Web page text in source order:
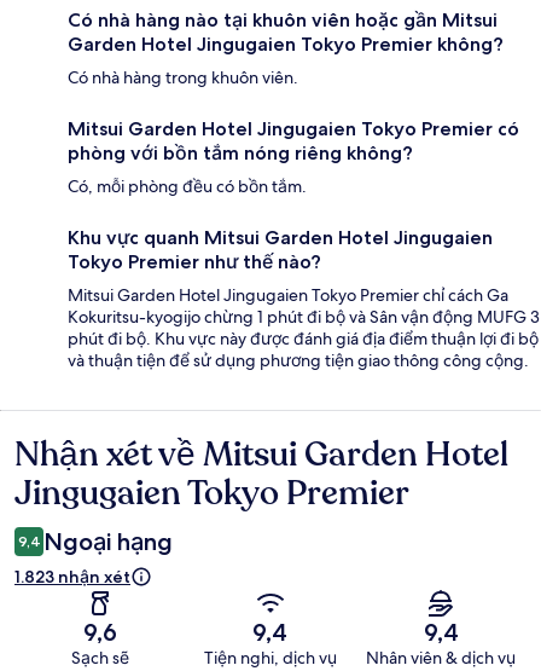
Có nhà hàng nào tại khuôn viên hoặc gần Mitsui
Garden Hotel Jingugaien Tokyo Premier không?
Có nhà hàng trong khuôn viên.
Mitsui Garden Hotel Jingugaien Tokyo Premier có
phòng với bồn tắm nóng riêng không?
Có, mỗi phòng đều có bồn tắm.
Khu vực quanh Mitsui Garden Hotel Jingugaien
Tokyo Premier như thế nào?
Mitsui Garden Hotel Jingugaien Tokyo Premier chỉ cách Ga
Kokuritsu-kyogijo chừng 1 phút đi bộ và Sân vận động MUFG 3
phút đi bộ. Khu vực này được đánh giá địa điểm thuận lợi đi bộ
và thuận tiện để sử dụng phương tiện giao thông công cộng.
Nhận
xét
Nhận xét về Mitsui Garden Hotel
Jingugaien Tokyo Premier
9,4 Ngoại hạng
1.823 nhận xét
9,6
Sạch sẽ
9,4
Tiện nghi, dịch vụ
9,4
Nhân viên & dịch vụ